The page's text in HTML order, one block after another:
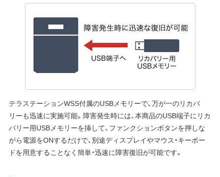
テラステーションWSS付属のUSBメモリーで、万が一のリカバ
リーも迅速に実施可能。障害発生時には、本商品のUSB端子にリカ
バリー用USBメモリーを挿して、ファンクションボタンを押しな
がら電源をONするだけで、別途ディスプレイやマウス・キーボー
ドを用意することなく簡単・迅速に障害復旧が可能です。